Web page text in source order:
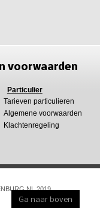
voorwaarden
Particulier
Tarieven particulieren
Algemene voorwaarden
Klachtenregeling
2019
Ga naar boven